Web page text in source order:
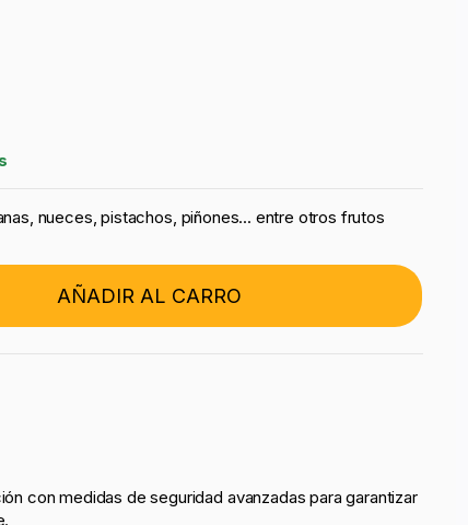
nueces, pistachos, piñones... entre otros frutos
AÑADIR AL CARRO
con medidas de seguridad avanzadas para garantizar